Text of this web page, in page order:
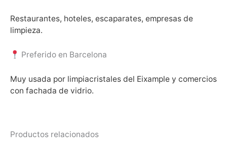
Restaurantes, hoteles, escaparates, empresas de
limpieza.
Preferido en Barcelona
Muy usada por limpiacristales del Eixample y comercios
con fachada de vidrio.
Productos relacionados